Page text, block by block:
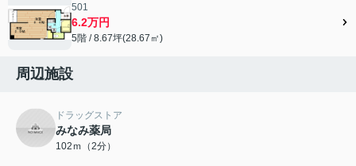
501
6.2万円
5階 / 8.67坪(28.67㎡)
周辺施設
ドラッグストア
みなみ薬局
102ｍ（2分）